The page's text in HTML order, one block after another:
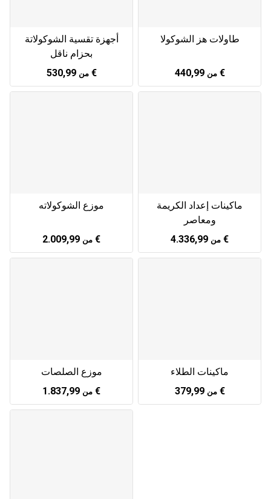
أجهزة تقسية الشوكولاتة
بحزام ناقل
من530,99 €
طاولات هز الشوكولا
من440,99 €
موزع الشوكولاته
من 2.009,99 €
ماكينات إعداد الكريمة
ومعاصر
من 4.336,99 €
موزع الصلصات
من 1.837,99 €
ماكينات الطلاء
من379,99 €